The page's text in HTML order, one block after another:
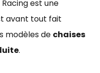
est une
avant tout fait
modèles de chaises
.